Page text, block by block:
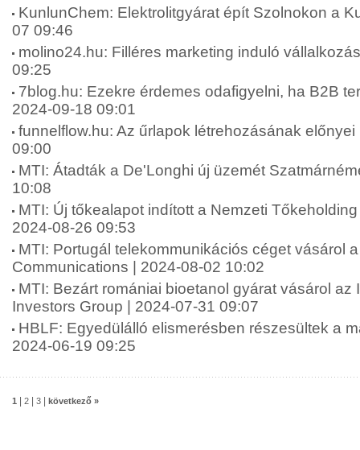
KunlunChem: Elektrolitgyárat épít Szolnokon a
07 09:46
molino24.hu: Filléres marketing induló
09:25
7blog.hu: Ezekre érdemes odafigyelni, ha B2B
2024-09-18 09:01
funnelflow.hu: Az űrlapok létrehozásának
09:00
MTI: Átadták a De'Longhi új üzemét
10:08
MTI: Új tőkealapot indított a Nemzeti
2024-08-26 09:53
MTI: Portugál telekommunikációs céget vásárol
Communications | 2024-08-02 10:02
MTI: Bezárt romániai bioetanol gyárat vásárol az
Investors Group | 2024-07-31 09:07
HBLF: Egyedülálló elismerésben részesültek a
2024-06-19 09:25
1 2 3 következő »